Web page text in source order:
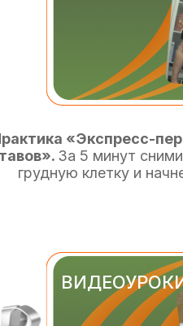
«Экспресс-
За 5 минут
грудную клетку и